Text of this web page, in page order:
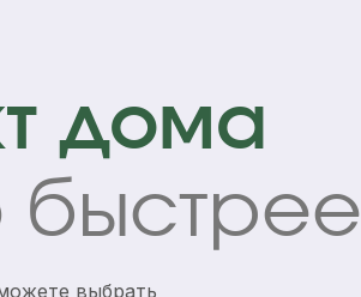
выбрать
дома
быстрее